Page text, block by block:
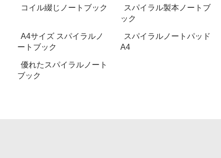
コイル綴じノートブック
スパイラル製本ノートブ
ック
A4サイズ スパイラルノ
ートブック
スパイラルノートパッド
A4
優れたスパイラルノート
ブック